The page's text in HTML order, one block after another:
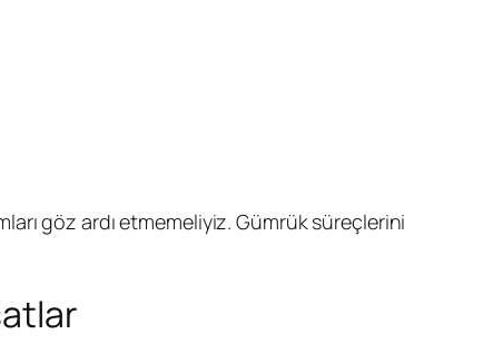
göz ardı etmemeliyiz. Gümrük süreçlerini